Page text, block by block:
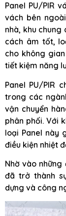
Panel PU/PIR
vách bên
nhà, khu chung
cách âm tốt,
cho không
tiết kiệm năng
Panel PU/PIR
trong các
vận chuyển
phân phối. Với
loại Panel này
điều kiện nhiệt
Nhờ vào những
đã trở thành
dựng và công